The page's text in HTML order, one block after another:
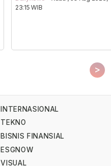
23:15 WIB
>
INTERNASIONAL
TEKNO
BISNIS FINANSIAL
ESGNOW
VISUAL